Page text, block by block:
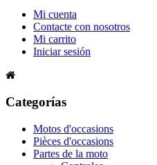
Mi cuenta
Contacte con nosotros
Mi carrito
Iniciar sesión
Categorías
Motos d'occasions
Pièces d'occasions
Partes de la moto